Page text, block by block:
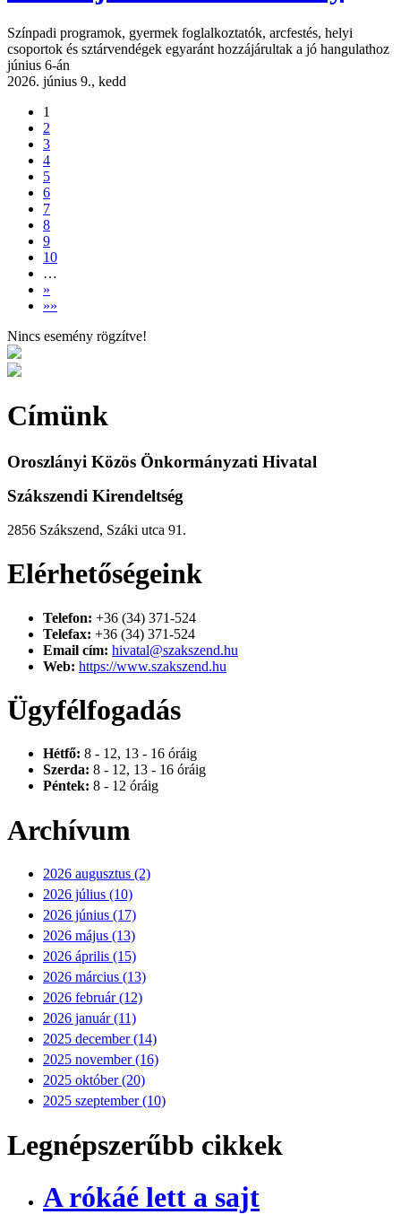
Színpadi programok, gyermek foglalkoztatók, arcfestés, helyi
csoportok és sztárvendégek egyaránt hozzájárultak a jó hangulathoz
június 6-án
2026. június 9., kedd
1
2
3
4
5
6
7
8
9
10
…
»
»»
Nincs esemény rögzítve!
Címünk
Oroszlányi Közös Önkormányzati Hivatal
Szákszendi Kirendeltség
2856 Szákszend, Száki utca 91.
Elérhetőségeink
Telefon: +36 (34) 371-524
Telefax: +36 (34) 371-524
Email cím: hivatal@szakszend.hu
Web: https://www.szakszend.hu
Ügyfélfogadás
Hétfő: 8 - 12, 13 - 16 óráig
Szerda: 8 - 12, 13 - 16 óráig
Péntek: 8 - 12 óráig
Archívum
2026 augusztus (2)
2026 július (10)
2026 június (17)
2026 május (13)
2026 április (15)
2026 március (13)
2026 február (12)
2026 január (11)
2025 december (14)
2025 november (16)
2025 október (20)
2025 szeptember (10)
Legnépszerűbb cikkek
A rókáé lett a sajt